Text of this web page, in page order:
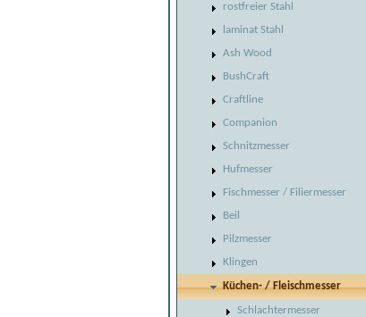
rostfreier Stahl
laminat Stahl
Ash Wood
BushCraft
Craftline
Companion
Schnitzmesser
Hufmesser
Fischmesser / Filiermesser
Beil
Pilzmesser
Klingen
Küchen- / Fleischmesser
Schlachtermesser